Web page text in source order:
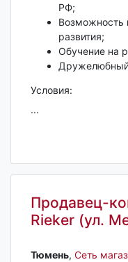
РФ;
Возможность
развития;
Обучение на
Дружелюбный
Условия:
...
Продавец-
Rieker (ул.
Тюмень‎, Сеть